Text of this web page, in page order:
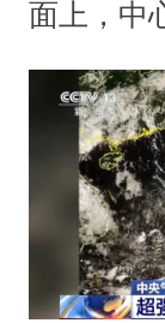
面上，中